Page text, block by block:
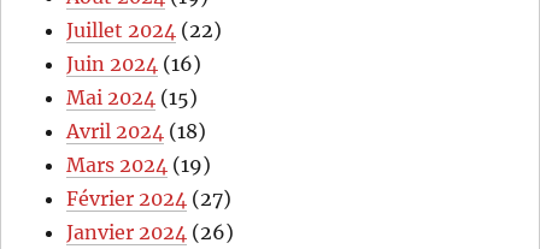
Juillet 2024 (22)
Juin 2024 (16)
Mai 2024 (15)
Avril 2024 (18)
Mars 2024 (19)
Février 2024 (27)
Janvier 2024 (26)